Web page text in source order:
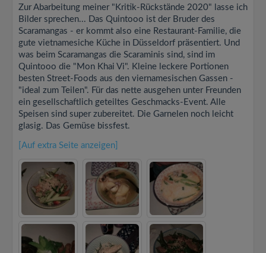
Zur Abarbeitung meiner "Kritik-Rückstände 2020" lasse ich
Bilder sprechen... Das Quintooo ist der Bruder des
Scaramangas - er kommt also eine Restaurant-Familie, die
gute vietnamesiche Küche in Düsseldorf präsentiert. Und
was beim Scaramangas die Scaraminis sind, sind im
Quintooo die "Mon Khai Vi". Kleine leckere Portionen
besten Street-Foods aus den viernamesischen Gassen -
"ideal zum Teilen". Für das nette ausgehen unter Freunden
ein gesellschaftlich geteiltes Geschmacks-Event. Alle
Speisen sind super zubereitet. Die Garnelen noch leicht
glasig. Das Gemüse bissfest.
[Auf extra Seite anzeigen]